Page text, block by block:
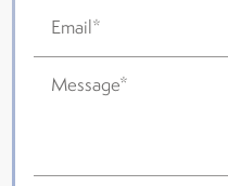
Email*
Message*